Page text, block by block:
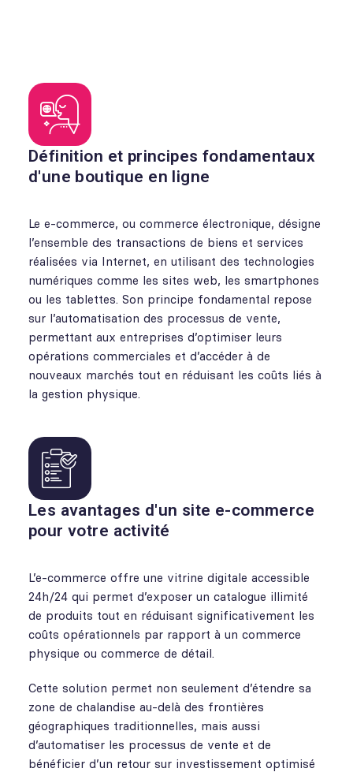
Définition et principes fondamentaux
d'une boutique en ligne
Le e-commerce, ou commerce électronique, désigne
l’ensemble des transactions de biens et services
réalisées via Internet, en utilisant des technologies
numériques comme les sites web, les smartphones
ou les tablettes. Son principe fondamental repose
sur l’automatisation des processus de vente,
permettant aux entreprises d’optimiser leurs
opérations commerciales et d’accéder à de
nouveaux marchés tout en réduisant les coûts liés à
la gestion physique.
Les avantages d'un site e-commerce
pour votre activité
L’e-commerce offre une vitrine digitale accessible
24h/24 qui permet d’exposer un catalogue illimité
de produits tout en réduisant significativement les
coûts opérationnels par rapport à un commerce
physique ou commerce de détail.
Cette solution permet non seulement d’étendre sa
zone de chalandise au-delà des frontières
géographiques traditionnelles, mais aussi
d’automatiser les processus de vente et de
bénéficier d’un retour sur investissement optimisé